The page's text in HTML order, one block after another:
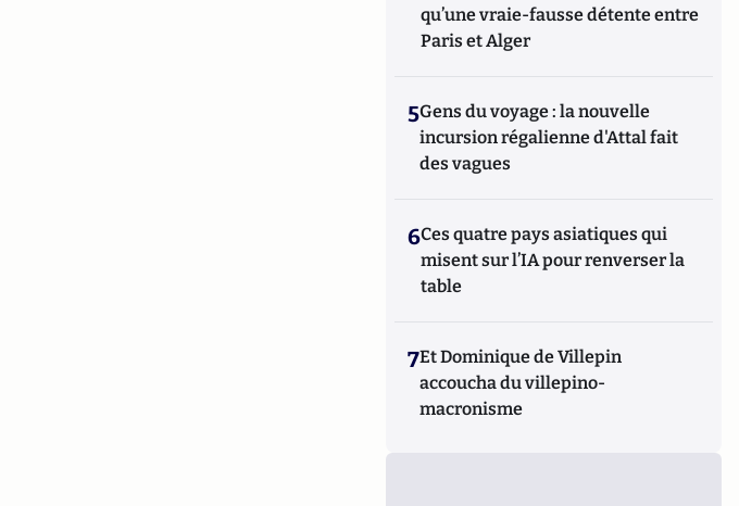
qu’une vraie-fausse détente entre
Paris et Alger
5Gens du voyage : la nouvelle
incursion régalienne d'Attal fait
des vagues
6Ces quatre pays asiatiques qui
misent sur l’IA pour renverser la
table
7Et Dominique de Villepin
accoucha du villepino-
macronisme